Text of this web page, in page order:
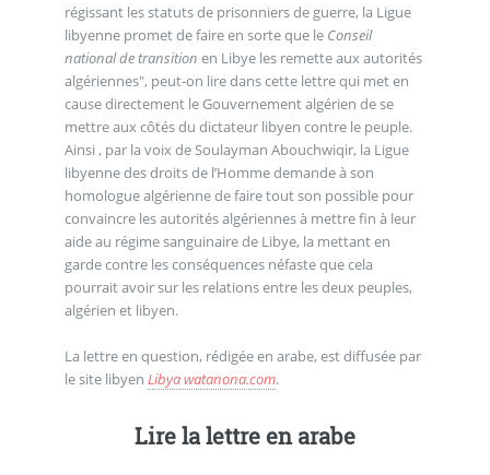
régissant les statuts de prisonniers de guerre, la Ligue
libyenne promet de faire en sorte que le Conseil
national de transition en Libye les remette aux autorités
algériennes", peut-on lire dans cette lettre qui met en
cause directement le Gouvernement algérien de se
mettre aux côtés du dictateur libyen contre le peuple.
Ainsi , par la voix de Soulayman Abouchwiqir, la Ligue
libyenne des droits de l’Homme demande à son
homologue algérienne de faire tout son possible pour
convaincre les autorités algériennes à mettre fin à leur
aide au régime sanguinaire de Libye, la mettant en
garde contre les conséquences néfaste que cela
pourrait avoir sur les relations entre les deux peuples,
algérien et libyen.
La lettre en question, rédigée en arabe, est diffusée par
le site libyen Libya watanona.com.
Lire la lettre en arabe